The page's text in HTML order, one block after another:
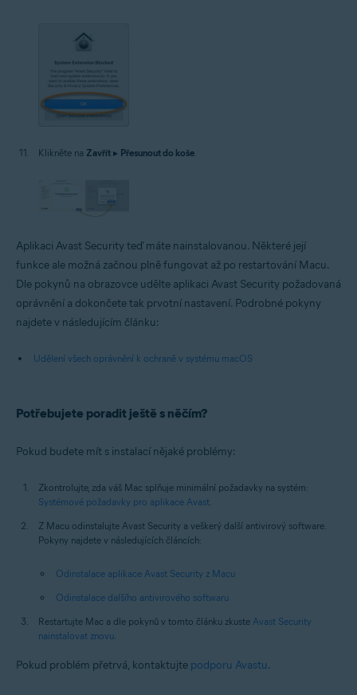
Klikněte na Zavřít ▸ Přesunout do koše
Aplikaci Avast Security teď máte nainstalovanou. Některé její
funkce ale možná začnou plně fungovat až po restartování Macu.
Dle pokynů na obrazovce udělte aplikaci Avast Security požadovaná
oprávnění a dokončete tak prvotní nastavení. Podrobné pokyny
najdete v následujícím článku:
Udělení všech oprávnění k ochraně v systému macOS
Potřebujete poradit ještě s něčím?
Pokud budete mít s instalací nějaké problémy:
Zkontrolujte, zda váš Mac splňuje minimální požadavky na systém:
Systémové požadavky pro aplikace Avast.
Z Macu odinstalujte Avast Security a veškerý další antivirový software.
Pokyny najdete v následujících článcích:
Odinstalace aplikace Avast Security z Macu
Odinstalace dalšího antivirového softwaru
Restartujte Mac a dle pokynů v tomto článku zkuste Avast Security
nainstalovat znovu.
Pokud problém přetrvá, kontaktujte podporu Avastu.